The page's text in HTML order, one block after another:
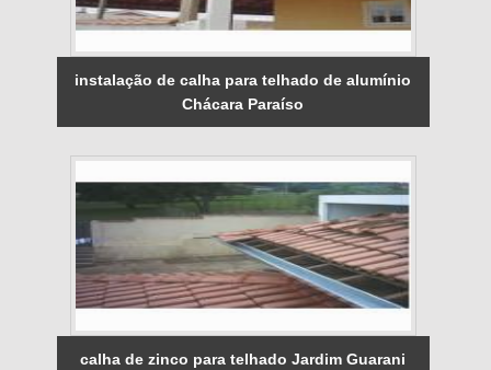
instalação de calha para telhado de alumínio
Chácara Paraíso
calha de zinco para telhado Jardim Guarani